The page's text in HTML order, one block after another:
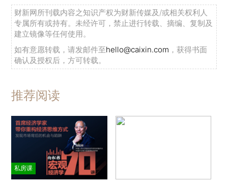
财新网所刊载内容之知识产权为财新传媒及/或相关权利人
专属所有或持有。未经许可，禁止进行转载、摘编、复制及
建立镜像等任何使用。
如有意愿转载，请发邮件至hello@caixin.com ，获得书面
确认及授权后，方可转载。
推荐阅读
私房课